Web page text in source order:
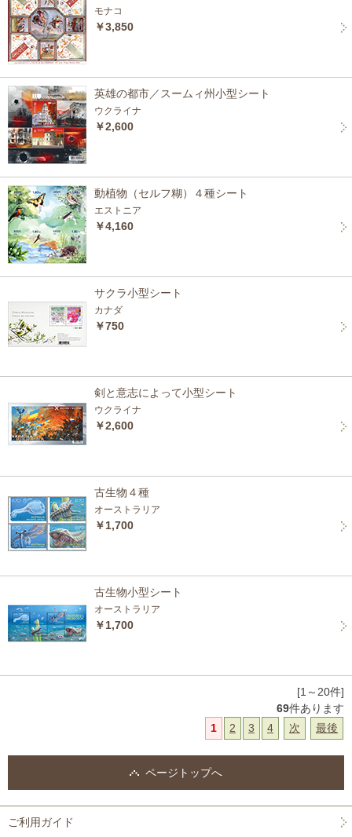
モナコ
￥3,850
英雄の都市／スームィ州小型シート
ウクライナ
￥2,600
動植物（セルフ糊）４種シート
エストニア
￥4,160
サクラ小型シート
カナダ
￥750
剣と意志によって小型シート
ウクライナ
￥2,600
古生物４種
オーストラリア
￥1,700
古生物小型シート
オーストラリア
￥1,700
[1～20件]
69件あります
1
2 3 4 次 最後
ページトップへ
ご利用ガイド